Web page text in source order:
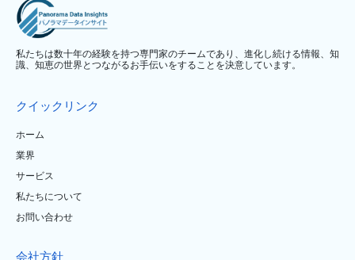
私たちは数十年の経験を持つ専門家のチームであり、進化し続ける情報、知
識、知恵の世界とつながるお手伝いをすることを決意しています。
クイックリンク
ホーム
業界
サービス
私たちについて
お問い合わせ
会社方針